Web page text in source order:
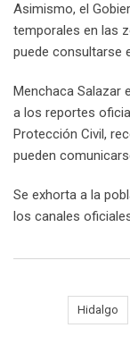
Asimismo, el
temporales en las
puede consultarse
Menchaca Salazar
a los reportes
Protección Civil,
pueden
Se exhorta a la
los canales
Hidalgo